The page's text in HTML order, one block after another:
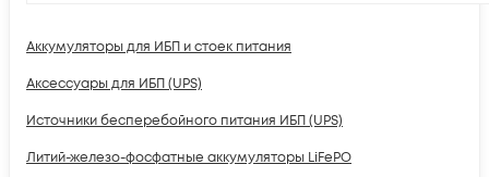
Аккумуляторы для ИБП и стоек питания
Аксессуары для ИБП (UPS)
Источники бесперебойного питания ИБП (UPS)
Литий-железо-фосфатные аккумуляторы LiFePO